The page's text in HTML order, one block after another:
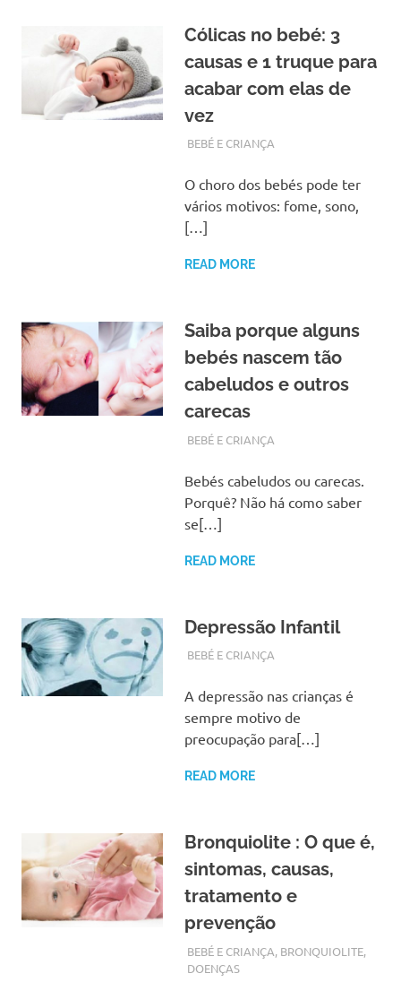
Cólicas no bebé: 3
causas e 1 truque para
acabar com elas de
vez
OUTUBRO 26, 2017
ADMIN
BEBÉ E CRIANÇA
O choro dos bebés pode ter
vários motivos: fome, sono,
[…]
READ MORE
Saiba porque alguns
bebés nascem tão
cabeludos e outros
carecas
OUTUBRO 21, 2017
ADMIN
BEBÉ E CRIANÇA
Bebés cabeludos ou carecas.
Porquê? Não há como saber
se[…]
READ MORE
Depressão Infantil
OUTUBRO 21, 2017
ADMIN
BEBÉ E CRIANÇA
A depressão nas crianças é
sempre motivo de
preocupação para[…]
READ MORE
Bronquiolite : O que é,
sintomas, causas,
tratamento e
prevenção
OUTUBRO 16, 2017
ADMIN
BEBÉ E CRIANÇA, BRONQUIOLITE,
DOENÇAS